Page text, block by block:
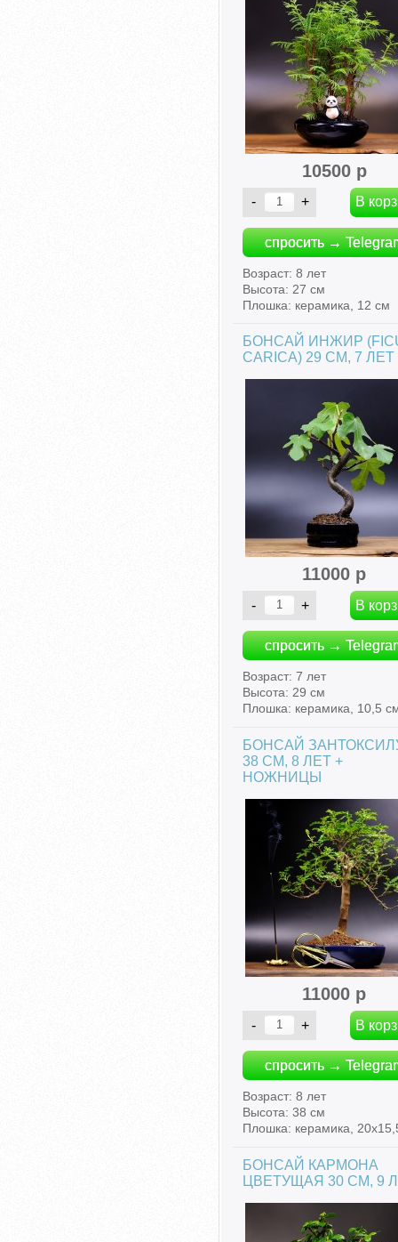
10500 р
спросить →
Возраст: 8 лет
Высота: 27 см
Плошка: керамика, 12 см
БОНСАЙ ИНЖИР
CARICA) 29 СМ, 7 ЛЕТ
11000 р
спросить →
Возраст: 7 лет
Высота: 29 см
Плошка: керамика, 10,5
БОНСАЙ
38 СМ, 8 ЛЕТ +
НОЖНИЦЫ
11000 р
спросить →
Возраст: 8 лет
Высота: 38 см
Плошка: керамика,
БОНСАЙ КАРМОНА
ЦВЕТУЩАЯ 30 СМ, 9